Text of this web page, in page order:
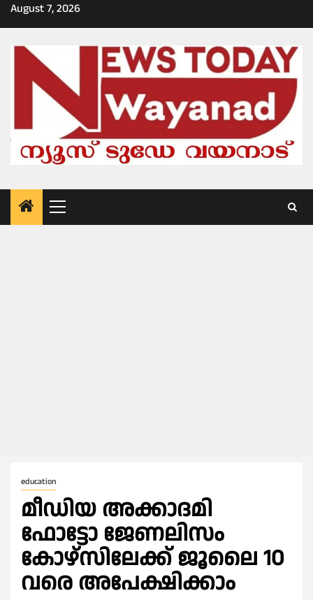
Skip
to
August 7, 2026
Primary
Menu
education
മീഡിയ അക്കാദമി
ഫോട്ടോ ജേണലിസം
കോഴ്‌സിലേക്ക് ജൂലൈ 10
വരെ അപേക്ഷിക്കാം